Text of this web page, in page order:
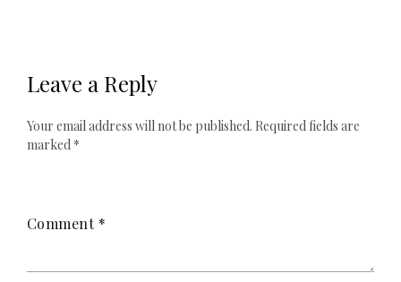
Leave a Reply
Your email address will not be published. Required fields are
marked *
Comment *